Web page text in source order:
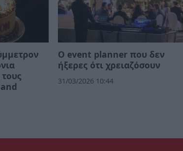
Ο event planner που δεν
ήξερες ότι χρειαζόσουν
31/03/2026 10:44